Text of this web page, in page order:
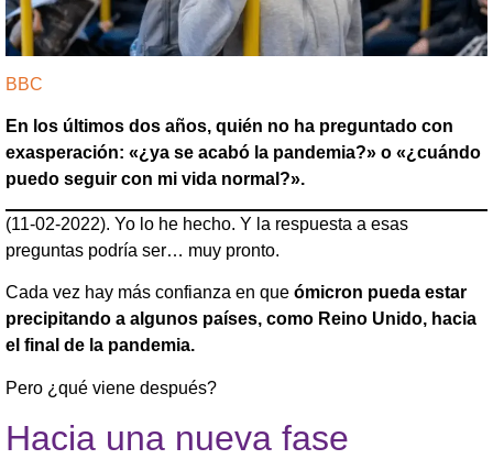
BBC
En los últimos dos años, quién no ha preguntado con
exasperación: «¿ya se acabó la pandemia?» o «¿cuándo
puedo seguir con mi vida normal?».
(11-02-2022). Yo lo he hecho. Y la respuesta a esas
preguntas podría ser… muy pronto.
Cada vez hay más confianza en que ómicron pueda estar
precipitando a algunos países, como Reino Unido, hacia
el final de la pandemia.
Pero ¿qué viene después?
Hacia una nueva fase